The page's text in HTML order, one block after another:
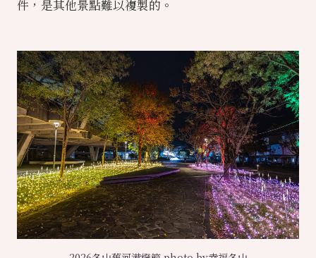
件，是其他景點難以複製的。